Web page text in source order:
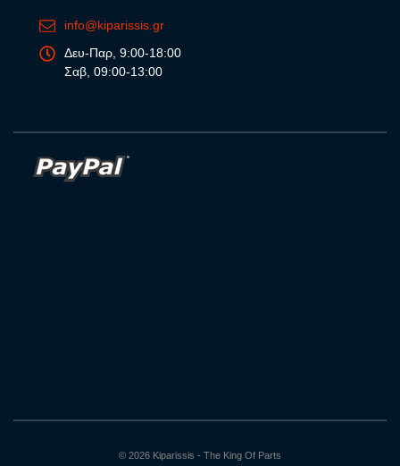
info@kiparissis.gr
Δευ-Παρ, 9:00-18:00
Σαβ, 09:00-13:00
© 2026 Kiparissis - The King Of Parts